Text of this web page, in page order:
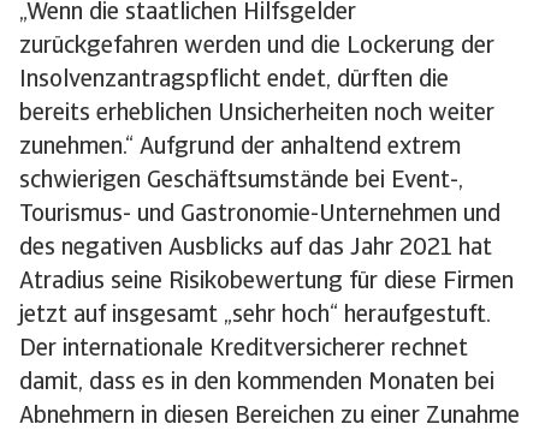
„Wenn die staatlichen Hilfsgelder
zurückgefahren werden und die Lockerung der
Insolvenzantragspflicht endet, dürften die
bereits erheblichen Unsicherheiten noch weiter
zunehmen.“ Aufgrund der anhaltend extrem
schwierigen Geschäftsumstände bei Event-,
Tourismus- und Gastronomie-Unternehmen und
des negativen Ausblicks auf das Jahr 2021 hat
Atradius seine Risikobewertung für diese Firmen
jetzt auf insgesamt „sehr hoch“ heraufgestuft.
Der internationale Kreditversicherer rechnet
damit, dass es in den kommenden Monaten bei
Abnehmern in diesen Bereichen zu einer Zunahme